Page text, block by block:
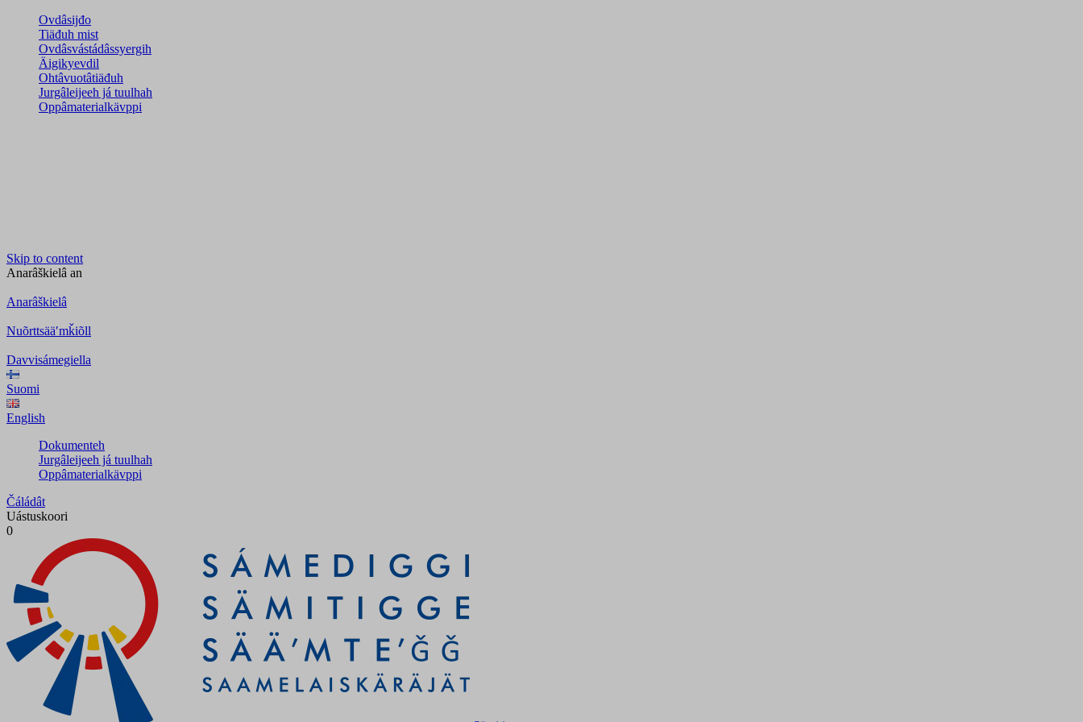
Ovdâsijđo
Tiäđuh mist
Ovdâsvástádâssyergih
Äigikyevdil
Ohtâvuotâtiäđuh
Jurgâleijeeh já tuulhah
Oppâmaterialkävppi
Skip to content
Anarâškielâ an
Anarâškielâ
Nuõrttsääʹmǩiõll
Davvisámegiella
Suomi
English
Dokumenteh
Jurgâleijeeh já tuulhah
Oppâmaterialkävppi
Čáládât
Uástuskoori
0